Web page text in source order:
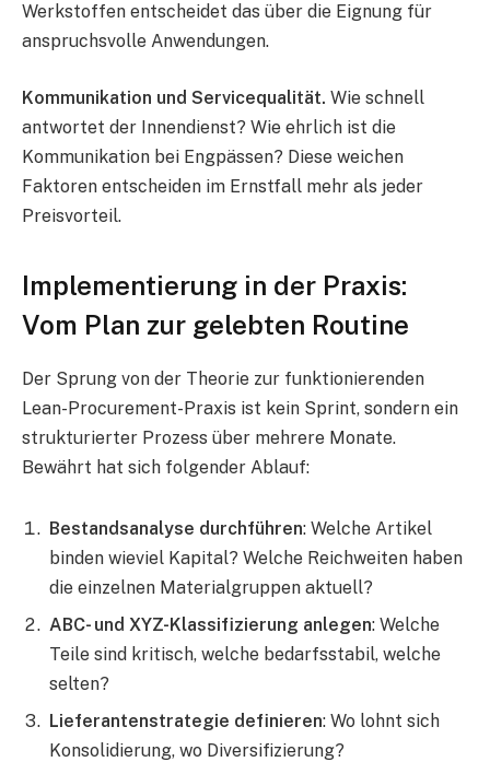
Werkstoffen entscheidet das über die Eignung für
anspruchsvolle Anwendungen.
Kommunikation und Servicequalität. Wie schnell
antwortet der Innendienst? Wie ehrlich ist die
Kommunikation bei Engpässen? Diese weichen
Faktoren entscheiden im Ernstfall mehr als jeder
Preisvorteil.
Implementierung in der Praxis:
Vom Plan zur gelebten Routine
Der Sprung von der Theorie zur funktionierenden
Lean-Procurement-Praxis ist kein Sprint, sondern ein
strukturierter Prozess über mehrere Monate.
Bewährt hat sich folgender Ablauf:
Bestandsanalyse durchführen: Welche Artikel
binden wieviel Kapital? Welche Reichweiten haben
die einzelnen Materialgruppen aktuell?
ABC- und XYZ-Klassifizierung anlegen: Welche
Teile sind kritisch, welche bedarfsstabil, welche
selten?
Lieferantenstrategie definieren: Wo lohnt sich
Konsolidierung, wo Diversifizierung?